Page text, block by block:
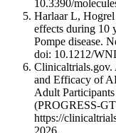
10.3390/
Harlaar L,
effects during 10
Pompe disease.
doi: 10.1212/
Clinicaltrials.gov.
and Efficacy of
Adult
(PROGRESS-
https://
2026.